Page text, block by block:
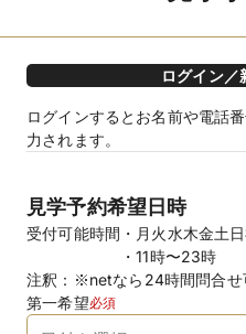
ログイン／
ログインするとお名前や電話
力されます。
見学予約希望日時
受付可能時間
月火水木金土
11時〜23時
注釈：※netなら24時間問合せ
第一希望必須